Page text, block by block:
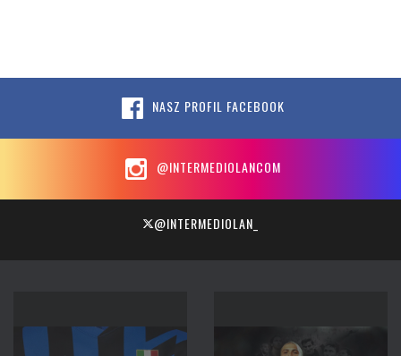
NASZ PROFIL FACEBOOK
@INTERMEDIOLANCOM
@INTERMEDIOLAN_